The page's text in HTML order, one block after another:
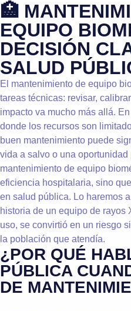
🏥
EQUIPO
DECISIÓN
SALUD
El mantenimiento de equipo
tareas técnicas: revisar,
impacto va mucho más allá.
donde los recursos son
buen mantenimiento puede
vida a salvo o una
mantenimiento de equipo
eficiencia hospitalaria, sino
en salud pública. Lo haremos
historia de un equipo de rayos
uso, se convirtió en un riesgo
la población que atendía.
¿POR QUÉ
PÚBLICA
DE